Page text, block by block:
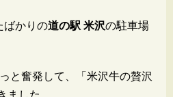
ばかりの道の駅 米沢の駐車場
と奮発して、「米沢牛の贅沢
ました。